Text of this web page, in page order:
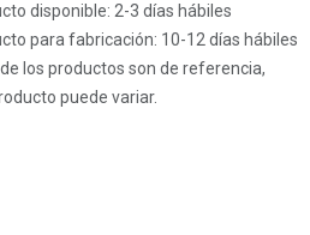
disponible: 2-3 días hábiles
para fabricación: 10-12 días hábiles
los productos son de referencia,
puede variar.